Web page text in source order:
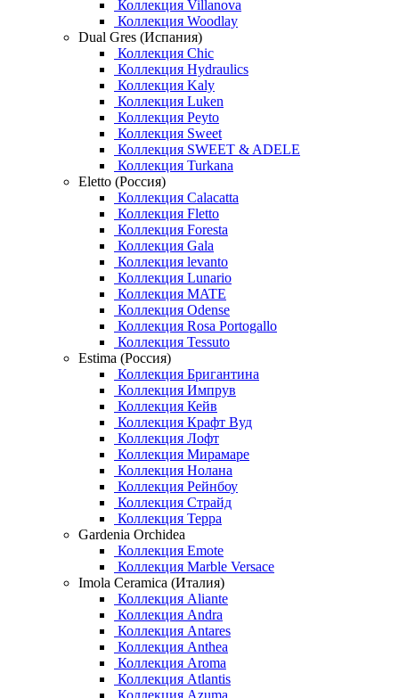
Коллекция Villanova
Коллекция Woodlay
Dual Gres (Испания)
Коллекция Chic
Коллекция Hydraulics
Коллекция Kaly
Коллекция Luken
Коллекция Peyto
Коллекция Sweet
Коллекция SWEET & ADELE
Коллекция Turkana
Eletto (Россия)
Коллекция Calacatta
Коллекция Fletto
Коллекция Foresta
Коллекция Gala
Коллекция levanto
Коллекция Lunario
Коллекция MATE
Коллекция Odense
Коллекция Rosa Portogallo
Коллекция Tessuto
Estima (Россия)
Коллекция Бригантина
Коллекция Импрув
Коллекция Кейв
Коллекция Крафт Вуд
Коллекция Лофт
Коллекция Мирамаре
Коллекция Нолана
Коллекция Рейнбоу
Коллекция Страйд
Коллекция Терра
Gardenia Orchidea
Коллекция Emote
Коллекция Marble Versace
Imola Ceramica (Италия)
Коллекция Aliante
Коллекция Andra
Коллекция Antares
Коллекция Anthea
Коллекция Aroma
Коллекция Atlantis
Коллекция Azuma